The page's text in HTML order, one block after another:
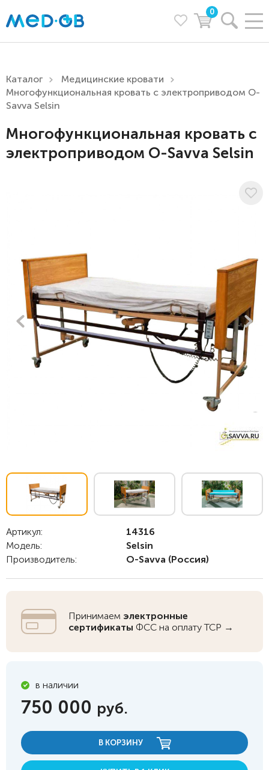
0
Каталог
Медицинские кровати
Многофункциональная кровать с электроприводом O-
Savva Selsin
Многофункциональная кровать с
электроприводом O-Savva Selsin
Артикул:
14316
Модель:
Selsin
Производитель:
O-Savva (Россия)
Принимаем электронные
сертификаты ФСС на оплату ТСР →
в наличии
750 000 руб.
В КОРЗИНУ